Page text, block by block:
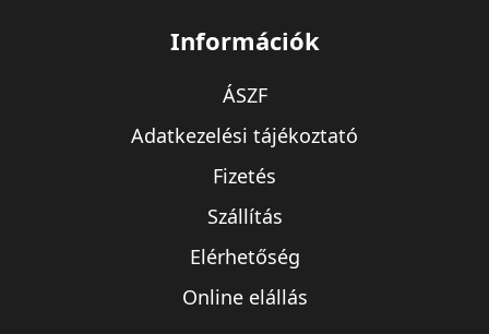
Információk
ÁSZF
Adatkezelési tájékoztató
Fizetés
Szállítás
Elérhetőség
Online elállás